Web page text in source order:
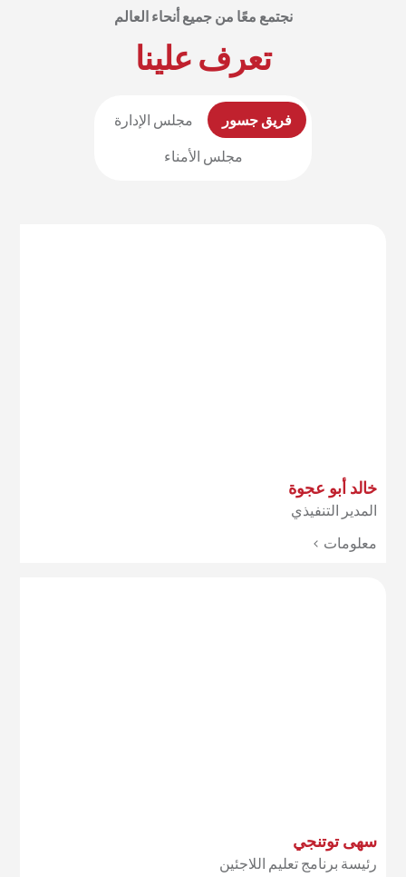
نجتمع معًا من جميع أنحاء العالم
تعرف علينا
فريق جسور
مجلس الإدارة
مجلس الأمناء
خالد أبو عجوة
المدير التنفيذي
معلومات >
سهى توتنجي
رئيسة برنامج تعليم اللاجئين